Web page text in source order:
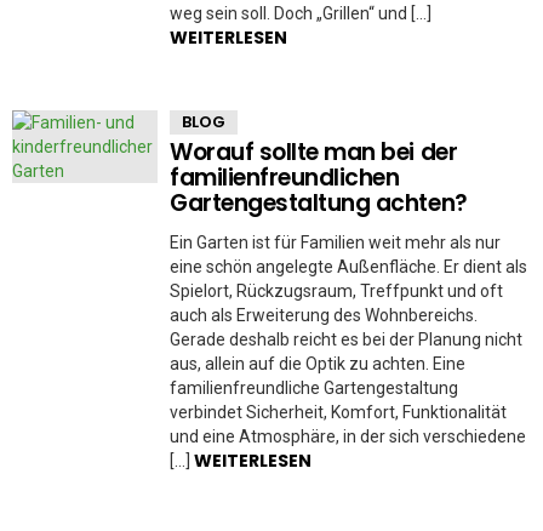
weg sein soll. Doch „Grillen“ und […]
WEITERLESEN
BLOG
Worauf sollte man bei der
familienfreundlichen
Gartengestaltung achten?
Ein Garten ist für Familien weit mehr als nur
eine schön angelegte Außenfläche. Er dient als
Spielort, Rückzugsraum, Treffpunkt und oft
auch als Erweiterung des Wohnbereichs.
Gerade deshalb reicht es bei der Planung nicht
aus, allein auf die Optik zu achten. Eine
familienfreundliche Gartengestaltung
verbindet Sicherheit, Komfort, Funktionalität
und eine Atmosphäre, in der sich verschiedene
[…] WEITERLESEN